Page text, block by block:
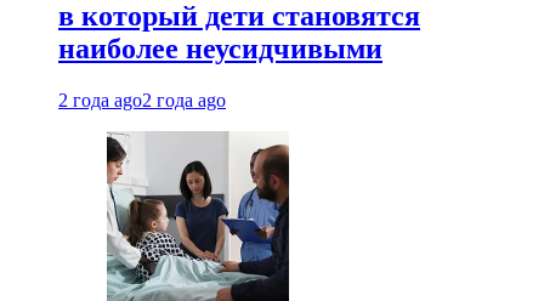
в который дети становятся
наиболее неусидчивыми
2 года ago2 года ago